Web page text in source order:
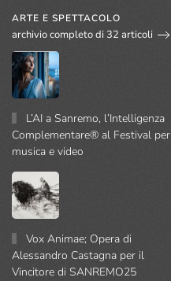
ARTE E SPETTACOLO
archivio completo di 32 articoli
L’AI a Sanremo, l’Intelligenza
Complementare® al Festival per
musica e video
Vox Animae; Opera di
Alessandro Castagna per il
Vincitore di SANREMO25